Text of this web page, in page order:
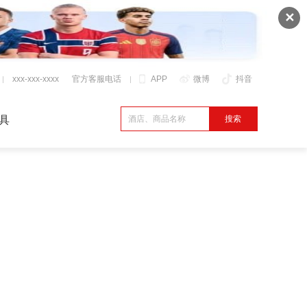
✕
APP 微博 抖音
xxx-xxx-xxxx 官方客服电话